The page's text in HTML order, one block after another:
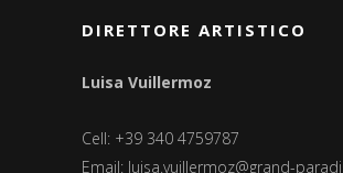
DIRETTORE ARTISTICO
Luisa Vuillermoz
Cell: +39 340 4759787
Email: luisa.vuillermoz@grand-